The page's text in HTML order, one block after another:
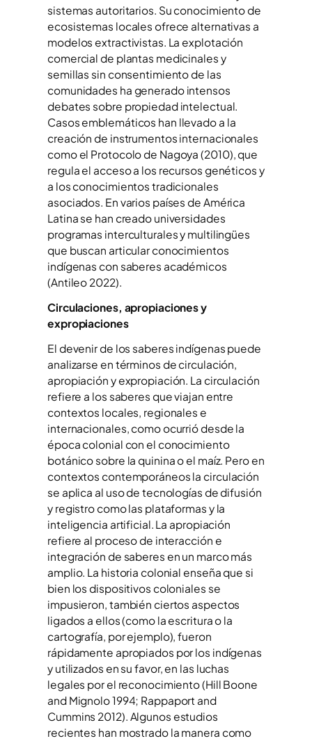
sistemas autoritarios. Su conocimiento de
ecosistemas locales ofrece alternativas a
modelos extractivistas. La explotación
comercial de plantas medicinales y
semillas sin consentimiento de las
comunidades ha generado intensos
debates sobre propiedad intelectual.
Casos emblemáticos han llevado a la
creación de instrumentos internacionales
como el Protocolo de Nagoya (2010), que
regula el acceso a los recursos genéticos y
a los conocimientos tradicionales
asociados. En varios países de América
Latina se han creado universidades
programas interculturales y multilingües
que buscan articular conocimientos
indígenas con saberes académicos
(Antileo 2022).
Circulaciones, apropiaciones y
expropiaciones
El devenir de los saberes indígenas puede
analizarse en términos de circulación,
apropiación y expropiación. La circulación
refiere a los saberes que viajan entre
contextos locales, regionales e
internacionales, como ocurrió desde la
época colonial con el conocimiento
botánico sobre la quinina o el maíz. Pero en
contextos contemporáneos la circulación
se aplica al uso de tecnologías de difusión
y registro como las plataformas y la
inteligencia artificial. La apropiación
refiere al proceso de interacción e
integración de saberes en un marco más
amplio. La historia colonial enseña que si
bien los dispositivos coloniales se
impusieron, también ciertos aspectos
ligados a ellos (como la escritura o la
cartografía, por ejemplo), fueron
rápidamente apropiados por los indígenas
y utilizados en su favor, en las luchas
legales por el reconocimiento (Hill Boone
and Mignolo 1994; Rappaport and
Cummins 2012). Algunos estudios
recientes han mostrado la manera como